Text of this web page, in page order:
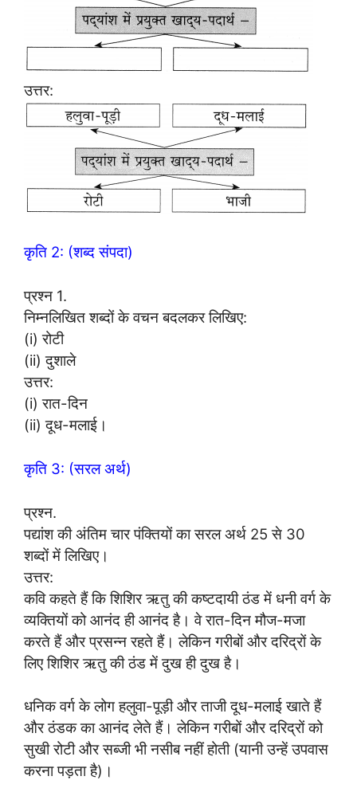
उत्तर:
कृति 2: (शब्द संपदा)
प्रश्न 1.
निम्नलिखित शब्दों के वचन बदलकर लिखिए:
(i) रोटी
(ii) दुशाले
उत्तर:
(i) रात-दिन
(ii) दूध-मलाई।
कृति 3: (सरल अर्थ)
प्रश्न.
पद्यांश की अंतिम चार पंक्तियों का सरल अर्थ 25 से 30
शब्दों में लिखिए।
उत्तर:
कवि कहते हैं कि शिशिर ऋतु की कष्टदायी ठंड में धनी वर्ग के
व्यक्तियों को आनंद ही आनंद है। वे रात-दिन मौज-मजा
करते हैं और प्रसन्न रहते हैं। लेकिन गरीबों और दरिद्रों के
लिए शिशिर ऋतु की ठंड में दुख ही दुख है।
धनिक वर्ग के लोग हलुवा-पूड़ी और ताजी दूध-मलाई खाते हैं
और ठंडक का आनंद लेते हैं। लेकिन गरीबों और दरिद्रों को
सुखी रोटी और सब्जी भी नसीब नहीं होती (यानी उन्हें उपवास
करना पड़ता है)।